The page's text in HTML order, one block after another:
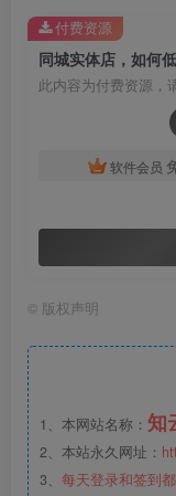
同城实体店，如何
此内容为付费资源，
软件会员
付费资源
© 版权声明
1、本网站名称： 知
2、本站永久网址：
3、 每天登录和签到